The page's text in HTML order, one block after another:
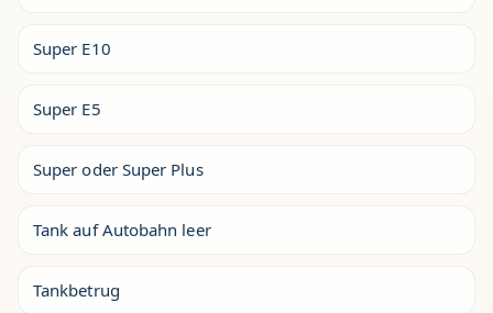
Super E10
Super E5
Super oder Super Plus
Tank auf Autobahn leer
Tankbetrug